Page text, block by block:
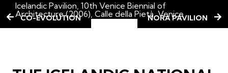
Icelandic Pavilion, 10th Venice Biennial of
Architecture (2006), Calle della Pietà, Venice
CO-EVOLUTION NORA PAVILION